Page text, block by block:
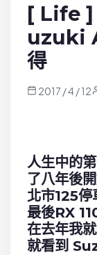
[ Life ]
uzuki
得
2017 / 4 / 12
人生中的
了八年後
北市125停
最後RX
在去年我
就看到